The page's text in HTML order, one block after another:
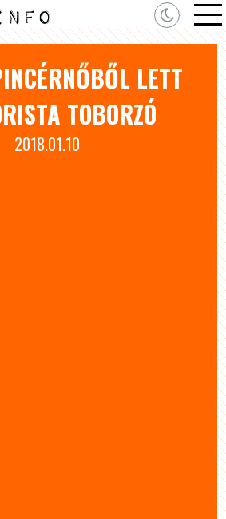
LETT
TO­BORZÓ
2018.01.10